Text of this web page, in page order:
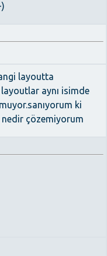
layoutta
aynı isimde
ki
çözemiyorum